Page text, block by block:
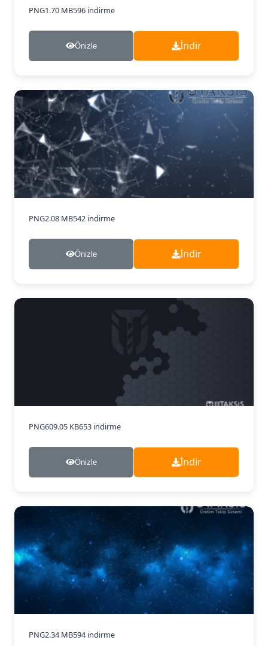
PNG1.70 MB596 indirme
Önizle İndir
PNG2.08 MB542 indirme
Önizle İndir
PNG609.05 KB653 indirme
Önizle İndir
PNG2.34 MB594 indirme